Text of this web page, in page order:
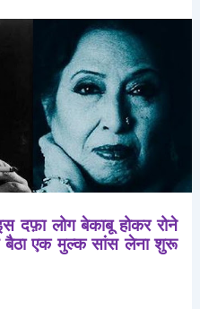
दफ़ा लोग बेकाबू होकर रोने
बैठा एक मुल्क सांस लेना शुरू